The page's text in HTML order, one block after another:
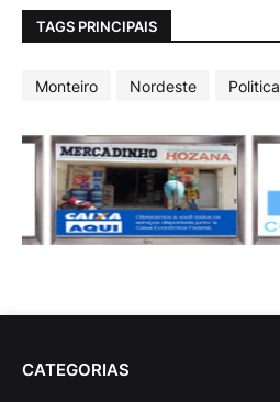
TAGS PRINCIPAIS
Monteiro Nordeste Politica
CATEGORIAS